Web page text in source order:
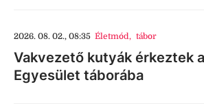
2026. 08. 02., 08:35 Életmód, tábor
Vakvezető kutyák érkeztek
Egyesület táborába